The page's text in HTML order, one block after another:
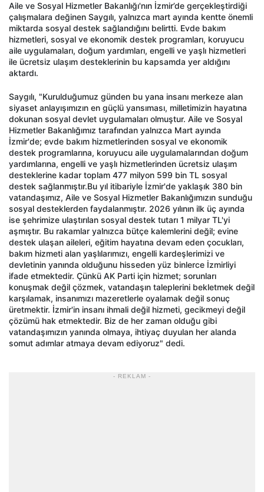
Aile ve Sosyal Hizmetler Bakanlığı'nın İzmir’de gerçekleştirdiği
çalışmalara değinen Saygılı, yalnızca mart ayında kentte önemli
miktarda sosyal destek sağlandığını belirtti. Evde bakım
hizmetleri, sosyal ve ekonomik destek programları, koruyucu
aile uygulamaları, doğum yardımları, engelli ve yaşlı hizmetleri
ile ücretsiz ulaşım desteklerinin bu kapsamda yer aldığını
aktardı.
Saygılı, "Kurulduğumuz günden bu yana insanı merkeze alan
siyaset anlayışımızın en güçlü yansıması, milletimizin hayatına
dokunan sosyal devlet uygulamaları olmuştur. Aile ve Sosyal
Hizmetler Bakanlığımız tarafından yalnızca Mart ayında
İzmir'de; evde bakım hizmetlerinden sosyal ve ekonomik
destek programlarına, koruyucu aile uygulamalarından doğum
yardımlarına, engelli ve yaşlı hizmetlerinden ücretsiz ulaşım
desteklerine kadar toplam 477 milyon 599 bin TL sosyal
destek sağlanmıştır.Bu yıl itibariyle İzmir'de yaklaşık 380 bin
vatandaşımız, Aile ve Sosyal Hizmetler Bakanlığımızın sunduğu
sosyal desteklerden faydalanmıştır. 2026 yılının ilk üç ayında
ise şehrimize ulaştırılan sosyal destek tutarı 1 milyar TL'yi
aşmıştır. Bu rakamlar yalnızca bütçe kalemlerini değil; evine
destek ulaşan aileleri, eğitim hayatına devam eden çocukları,
bakım hizmeti alan yaşlılarımızı, engelli kardeşlerimizi ve
devletinin yanında olduğunu hisseden yüz binlerce İzmirliyi
ifade etmektedir. Çünkü AK Parti için hizmet; sorunları
konuşmak değil çözmek, vatandaşın taleplerini bekletmek değil
karşılamak, insanımızı mazeretlerle oyalamak değil sonuç
üretmektir. İzmir'in insanı ihmali değil hizmeti, gecikmeyi değil
çözümü hak etmektedir. Biz de her zaman olduğu gibi
vatandaşımızın yanında olmaya, ihtiyaç duyulan her alanda
somut adımlar atmaya devam ediyoruz" dedi.
- REKLAM -